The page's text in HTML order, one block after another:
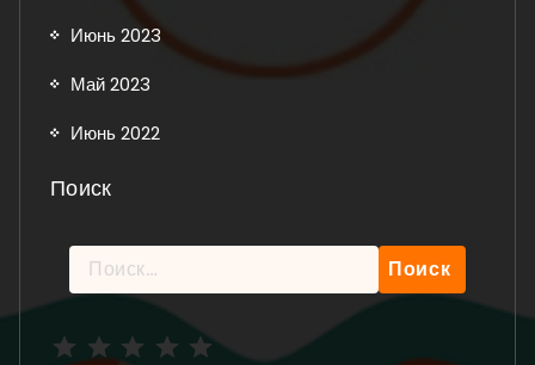
Июнь 2023
Май 2023
Июнь 2022
Поиск
Найти: